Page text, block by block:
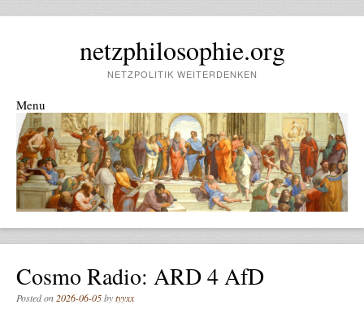
netzphilosophie.org
NETZPOLITIK WEITERDENKEN
Menu
Skip to content
Cosmo Radio: ARD 4 AfD
Posted on2026-06-05bytyyxx